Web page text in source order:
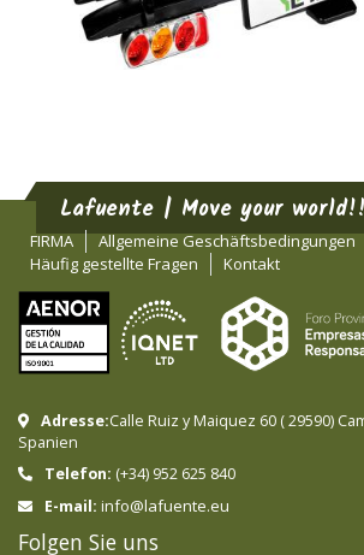
Lafuente | Move your world!!
FIRMA
Allgemeine Geschäftsbedingungen
Häufig gestellte Fragen
Kontakt
Adresse:Calle Ruiz y Maiquez 60 (29590)
Spanien
Telefon: (+34) 952 625 840
E-mail: info@lafuente.eu
Folgen Sie uns